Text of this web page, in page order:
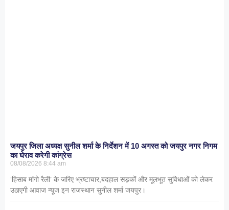
जयपुर जिला अध्यक्ष सुनील शर्मा के निर्देशन में 10 अगस्त को जयपुर नगर निगम
का घेराव करेगी कांग्रेस
08/08/2026 8:44 am
‘हिसाब मांगो रैली’ के जरिए भ्रष्टाचार,बदहाल सड़कों और मूलभूत सुविधाओं को लेकर
उठाएगी आवाज न्यूज इन राजस्थान सुनील शर्मा जयपुर।